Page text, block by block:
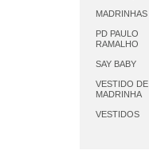
MADRINHAS
PD PAULO
RAMALHO
SAY BABY
VESTIDO DE
MADRINHA
VESTIDOS